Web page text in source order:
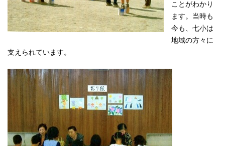
ことがわかり
ます。当時も
今も、七小は
地域の方々に
支えられています。